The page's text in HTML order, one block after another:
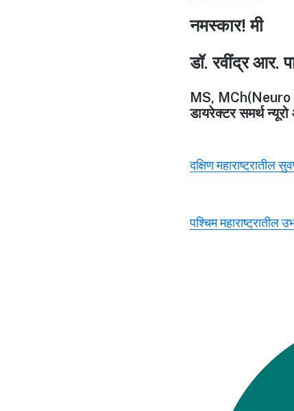
नमस्कार! मी
डॉ. रवींद्र आर.
MS,
डायरेक्टर समर्थ
दक्षिण महाराष्ट्रातील
पश्चिम महाराष्ट्रातील